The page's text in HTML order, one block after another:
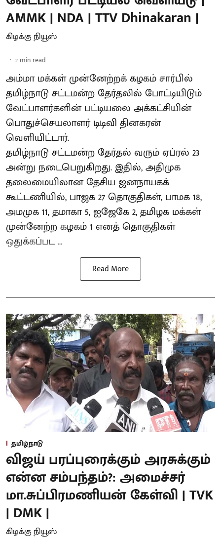
AMMK | NDA | TTV Dhinakaran |
கிழக்கு நியூஸ்
2 min read
அம்மா மக்கள் முன்னேற்றக் கழகம் சார்பில்
தமிழ்நாடு சட்டமன்ற தேர்தலில் போட்டியிடும்
வேட்பாளர்களின் பட்டியலை அக்கட்சியின்
பொதுச்செயலாளர் டிடிவி தினகரன்
வெளியிட்டார்.
தமிழ்நாடு சட்டமன்ற தேர்தல் வரும் ஏப்ரல் 23
அன்று நடைபெறுகிறது. இதில், அதிமுக
தலைமையிலான தேசிய ஜனநாயகக்
கூட்டணியில், பாஜக 27 தொகுதிகள், பாமக 18,
அமமுக 11, தமாகா 5, ஐஜேகே 2, தமிழக மக்கள்
முன்னேற்ற கழகம் 1 எனத் தொகுதிகள்
ஒதுக்கப்பட ...
Read More
தமிழ்நாடு
விஜய் பரப்புரைக்கும் அரசுக்கும்
என்ன சம்பந்தம்?: அமைச்சர்
மா.சுப்பிரமணியன் கேள்வி | TVK
| DMK |
கிழக்கு நியூஸ்